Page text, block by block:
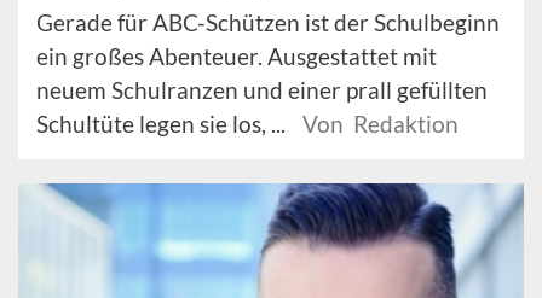
Gerade für ABC-Schützen ist der Schulbeginn
ein großes Abenteuer. Ausgestattet mit
neuem Schulranzen und einer prall gefüllten
Schultüte legen sie los, ...
Von Redaktion